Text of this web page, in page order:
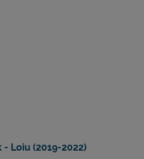
- Loiu (2019-2022)